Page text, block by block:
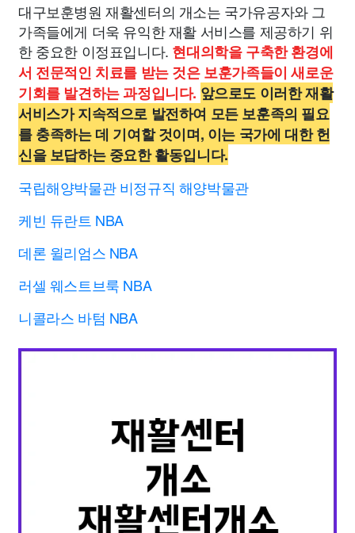
대구보훈병원 재활센터의 개소는 국가유공자와 그
가족들에게 더욱 유익한 재활 서비스를 제공하기 위
한 중요한 이정표입니다. 현대의학을 구축한 환경에
서 전문적인 치료를 받는 것은 보훈가족들이 새로운
기회를 발견하는 과정입니다. 앞으로도 이러한 재활
서비스가 지속적으로 발전하여 모든 보훈족의 필요
를 충족하는 데 기여할 것이며, 이는 국가에 대한 헌
신을 보답하는 중요한 활동입니다.
국립해양박물관 비정규직 해양박물관
케빈 듀란트 NBA
데론 윌리엄스 NBA
러셀 웨스트브룩 NBA
니콜라스 바텀 NBA